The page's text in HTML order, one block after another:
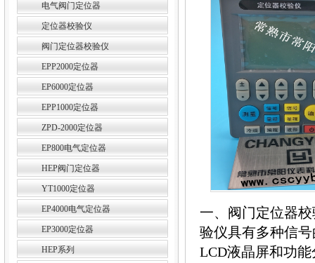
电气阀门定位器
定位器校验仪
阀门定位器校验仪
EPP2000定位器
EP6000定位器
EPP1000定位器
ZPD-2000定位器
EP800电气定位器
HEP阀门定位器
YT1000定位器
EP4000电气定位器
EP3000定位器
HEP系列
一、阀门定位器
验仪具有多种信
LCD液晶屏和功